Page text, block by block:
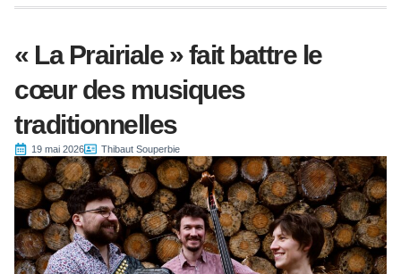
« La Prairiale » fait battre le
cœur des musiques
traditionnelles
19 mai 2026 Thibaut Souperbie